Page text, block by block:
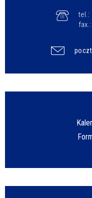
tel.:
fax.: